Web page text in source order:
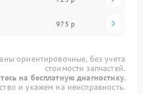
975 р
ориентировочные, без учета
стоимости запчастей.
на бесплатную диагностику.
и укажем на неисправность.